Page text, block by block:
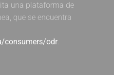
una plataforma de
que se encuentra
consumers/odr.